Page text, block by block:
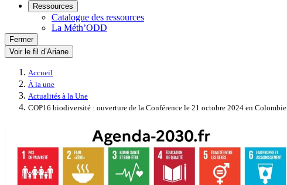
Ressources
Catalogue des ressources
La Méth’ODD
Fermer
Voir le fil d’Ariane
Accueil
À la une
Actualités à la Une
COP16 biodiversité : ouverture de la Conférence le 21 octobre 2024 en Colombie